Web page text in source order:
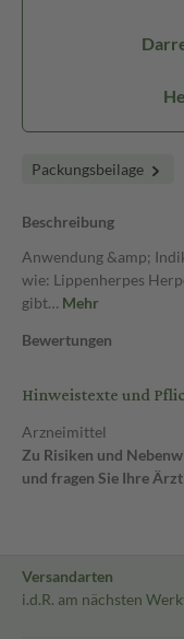
Packungsbeilage
Beschreibung
Anwendung &amp;
wie: Lippenherpes
gibt… Mehr
Bewertungen
Hinweistexte und
Arzneimittel
Zu Risiken und
und fragen Sie Ihre
Versandarten
i.d.R. am nächsten